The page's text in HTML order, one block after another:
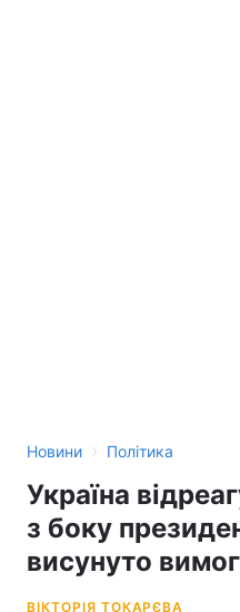
Новини › Політика
Україна
з боку
висунуто
ВІКТОРІЯ ТОКАРЄВА